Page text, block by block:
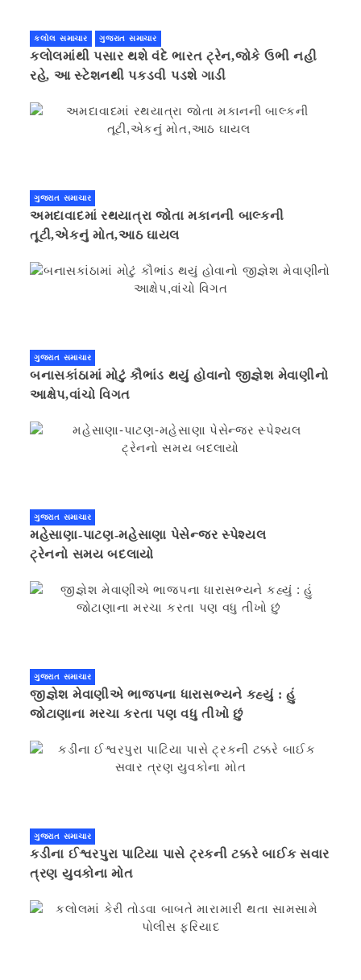
કલોલ સમાચાર ગુજરાત સમાચાર
કલોલમાંથી પસાર થશે વંદે ભારત ટ્રેન,જોકે ઉભી નહી
રહે, આ સ્ટેશનથી પકડવી પડશે ગાડી
ગુજરાત સમાચાર
અમદાવાદમાં રથયાત્રા જોતા મકાનની બાલ્કની
તૂટી,એકનું મોત,આઠ ઘાયલ
ગુજરાત સમાચાર
બનાસકાંઠામાં મોટું કૌભાંડ થયું હોવાનો જીજ્ઞેશ મેવાણીનો
આક્ષેપ,વાંચો વિગત
ગુજરાત સમાચાર
મહેસાણા-પાટણ-મહેસાણા પેસેન્જર સ્પેશ્યલ
ટ્રેનનો સમય બદલાયો
ગુજરાત સમાચાર
જીજ્ઞેશ મેવાણીએ ભાજપના ધારાસભ્યને કહ્યું : હું
જોટાણાના મરચા કરતા પણ વધુ તીખો છું
ગુજરાત સમાચાર
કડીના ઈશ્વરપુરા પાટિયા પાસે ટ્રકની ટક્કરે બાઈક સવાર
ત્રણ યુવકોના મોત